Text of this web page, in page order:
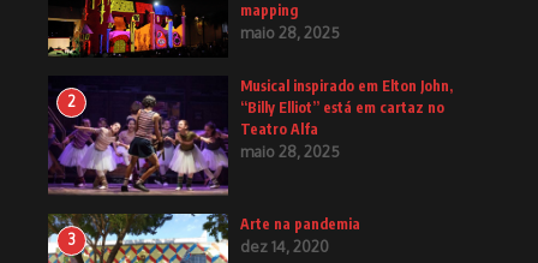
mapping
maio 28, 2025
2
Musical inspirado em Elton John,
“Billy Elliot” está em cartaz no
Teatro Alfa
maio 28, 2025
3
Arte na pandemia
dez 14, 2020